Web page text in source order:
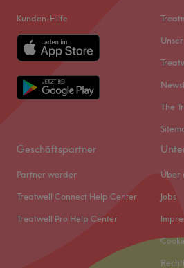
Kunden-Hilfe
The
Geschäftspartner
Partner werden
Treatwell Connect Help Center
Treatwell Pro Help Center
Über
Jobs